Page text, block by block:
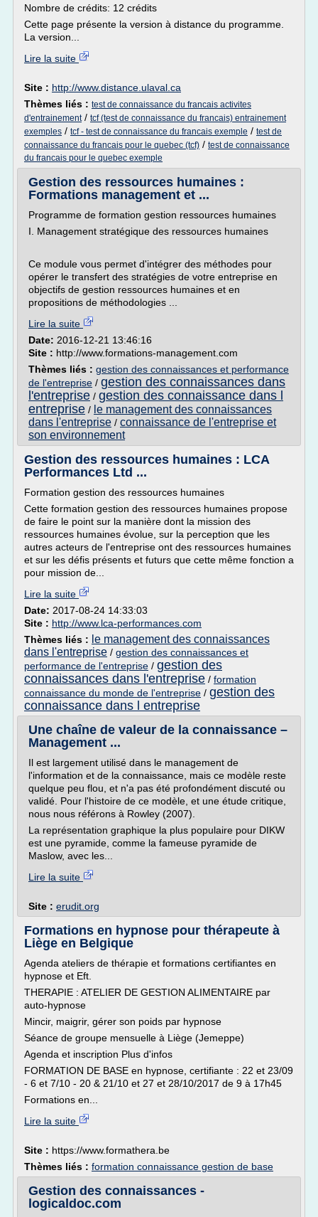
Nombre de crédits: 12 crédits
Cette page présente la version à distance du programme.
La version...
Lire la suite
Site : http://www.distance.ulaval.ca
Thèmes liés : test de connaissance du francais activites
d'entrainement/ tcf (test de connaissance du francais) entrainement
exemples / tcf - test de connaissance du francais exemple / test de
connaissance du francais pour le quebec (tcf) / test de connaissance
du francais pour le quebec exemple
Gestion des ressources humaines :
Formations management et ...
Programme de formation gestion ressources humaines
I. Management stratégique des ressources humaines
Ce module vous permet d'intégrer des méthodes pour
opérer le transfert des stratégies de votre entreprise en
objectifs de gestion ressources humaines et en
propositions de méthodologies ...
Lire la suite
Date: 2016-12-21 13:46:16
Site : http://www.formations-management.com
Thèmes liés : gestion des connaissances et performance
de l'entreprise / gestion des connaissances dans
l'entreprise / gestion des connaissance dans l
entreprise / le management des connaissances
dans l'entreprise / connaissance de l'entreprise et
son environnement
Gestion des ressources humaines : LCA
Performances Ltd ...
Formation gestion des ressources humaines
Cette formation gestion des ressources humaines propose
de faire le point sur la manière dont la mission des
ressources humaines évolue, sur la perception que les
autres acteurs de l'entreprise ont des ressources humaines
et sur les défis présents et futurs que cette même fonction a
pour mission de...
Lire la suite
Date: 2017-08-24 14:33:03
Site : http://www.lca-performances.com
Thèmes liés : le management des connaissances
dans l'entreprise / gestion des connaissances et
performance de l'entreprise / gestion des
connaissances dans l'entreprise / formation
connaissance du monde de l'entreprise / gestion des
connaissance dans l entreprise
Une chaîne de valeur de la connaissance –
Management ...
Il est largement utilisé dans le management de
l'information et de la connaissance, mais ce modèle reste
quelque peu flou, et n'a pas été profondément discuté ou
validé. Pour l'histoire de ce modèle, et une étude critique,
nous nous référons à Rowley (2007).
La représentation graphique la plus populaire pour DIKW
est une pyramide, comme la fameuse pyramide de
Maslow, avec les...
Lire la suite
Site : erudit.org
Formations en hypnose pour thérapeute à
Liège en Belgique
Agenda ateliers de thérapie et formations certifiantes en
hypnose et Eft.
THERAPIE : ATELIER DE GESTION ALIMENTAIRE par
auto-hypnose
Mincir, maigrir, gérer son poids par hypnose
Séance de groupe mensuelle à Liège (Jemeppe)
Agenda et inscription Plus d'infos
FORMATION DE BASE en hypnose, certifiante : 22 et 23/09
- 6 et 7/10 - 20 & 21/10 et 27 et 28/10/2017 de 9 à 17h45
Formations en...
Lire la suite
Site : https://www.formathera.be
Thèmes liés : formation connaissance gestion de base
Gestion des connaissances -
logicaldoc.com